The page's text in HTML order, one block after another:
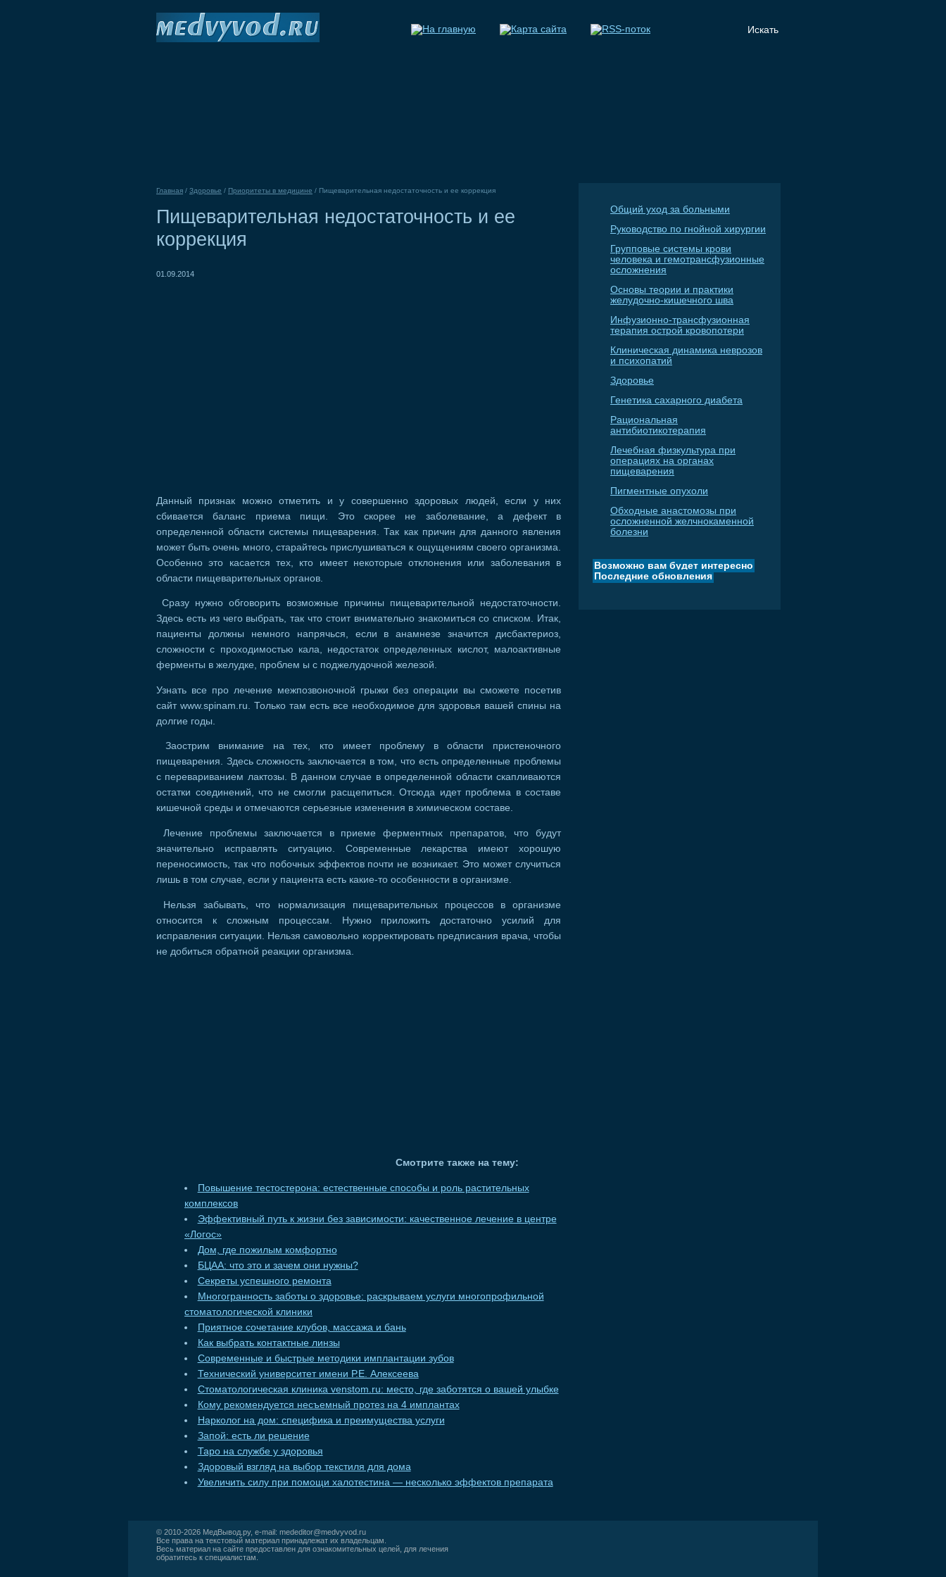
Главная / Здоровье / Приоритеты в медицине / Пищеварительная недостаточность и ее коррекция
Пищеварительная недостаточность и ее
коррекция
01.09.2014
Данный признак можно отметить и у совершенно здоровых людей, если у них
сбивается баланс приема пищи. Это скорее не заболевание, а дефект в
определенной области системы пищеварения. Так как причин для данного явления
может быть очень много, старайтесь прислушиваться к ощущениям своего организма.
Особенно это касается тех, кто имеет некоторые отклонения или заболевания в
области пищеварительных органов.
Сразу нужно обговорить возможные причины пищеварительной недостаточности.
Здесь есть из чего выбрать, так что стоит внимательно знакомиться со списком. Итак,
пациенты должны немного напрячься, если в анамнезе значится дисбактериоз,
сложности с проходимостью кала, недостаток определенных кислот, малоактивные
ферменты в желудке, проблем ы с поджелудочной железой.
Узнать все про лечение межпозвоночной грыжи без операции вы сможете посетив
сайт www.spinam.ru. Только там есть все необходимое для здоровья вашей спины на
долгие годы.
Заострим внимание на тех, кто имеет проблему в области пристеночного
пищеварения. Здесь сложность заключается в том, что есть определенные проблемы
с перевариванием лактозы. В данном случае в определенной области скапливаются
остатки соединений, что не смогли расщепиться. Отсюда идет проблема в составе
кишечной среды и отмечаются серьезные изменения в химическом составе.
Лечение проблемы заключается в приеме ферментных препаратов, что будут
значительно исправлять ситуацию. Современные лекарства имеют хорошую
переносимость, так что побочных эффектов почти не возникает. Это может случиться
лишь в том случае, если у пациента есть какие-то особенности в организме.
Нельзя забывать, что нормализация пищеварительных процессов в организме
относится к сложным процессам. Нужно приложить достаточно усилий для
исправления ситуации. Нельзя самовольно корректировать предписания врача, чтобы
не добиться обратной реакции организма.
Смотрите также на тему:
Повышение тестостерона: естественные способы и роль растительных
комплексов
Эффективный путь к жизни без зависимости: качественное лечение в центре
«Логос»
Дом, где пожилым комфортно
БЦАА: что это и зачем они нужны?
Секреты успешного ремонта
Многогранность заботы о здоровье: раскрываем услуги многопрофильной
стоматологической клиники
Приятное сочетание клубов, массажа и бань
Как выбрать контактные линзы
Современные и быстрые методики имплантации зубов
Технический университет имени Р.Е. Алексеева
Стоматологическая клиника venstom.ru: место, где заботятся о вашей улыбке
Кому рекомендуется несъемный протез на 4 имплантах
Нарколог на дом: специфика и преимущества услуги
Запой: есть ли решение
Таро на службе у здоровья
Здоровый взгляд на выбор текстиля для дома
Увеличить силу при помощи халотестина — несколько эффектов препарата
Общий уход за больными
Руководство по гнойной хирургии
Групповые системы крови
человека и гемотрансфузионные
осложнения
Основы теории и практики
желудочно-кишечного шва
Инфузионно-трансфузионная
терапия острой кровопотери
Клиническая динамика неврозов
и психопатий
Здоровье
Генетика сахарного диабета
Рациональная
антибиотикотерапия
Лечебная физкультура при
операциях на органах
пищеварения
Пигментные опухоли
Обходные анастомозы при
осложненной желчнокаменной
болезни
Возможно вам будет интересно
Последние обновления
© 2010-2026 МедВывод.ру, e-mail: mededitor@medvyvod.ru
Все права на текстовый материал принадлежат их владельцам.
Весь материал на сайте предоставлен для ознакомительных целей, для лечения
обратитесь к специалистам.